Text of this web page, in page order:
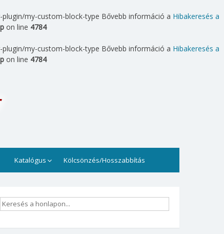
my-custom-block-type Bővebb információ a Hibakeresés a
on line 4784
my-custom-block-type Bővebb információ a Hibakeresés a
on line 4784
Katalógus Kölcsönzés/Hosszabbítás